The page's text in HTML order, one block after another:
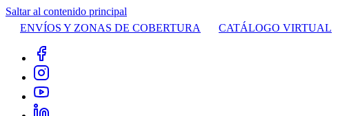
Saltar al contenido principal
ENVÍOS Y ZONAS DE COBERTURA
CATÁLOGO VIRTUAL